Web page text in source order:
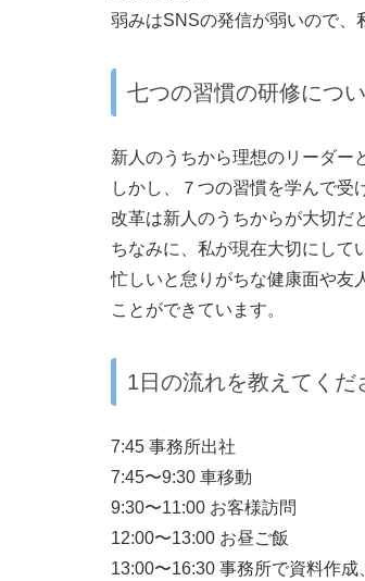
弱みはSNSの発信が弱いので、
七つの習慣の研修につ
新人のうちから理想のリーダー
しかし、７つの習慣を学んで
改革は新人のうちからが大切だ
ちなみに、私が現在大切にして
忙しいと怠りがちな健康面や友
ことができています。
1日の流れを教えてくだ
7:45 事務所出社
7:45〜9:30 車移動
9:30〜11:00 お客様訪問
12:00〜13:00 お昼ご飯
13:00〜16:30 事務所で資料作成